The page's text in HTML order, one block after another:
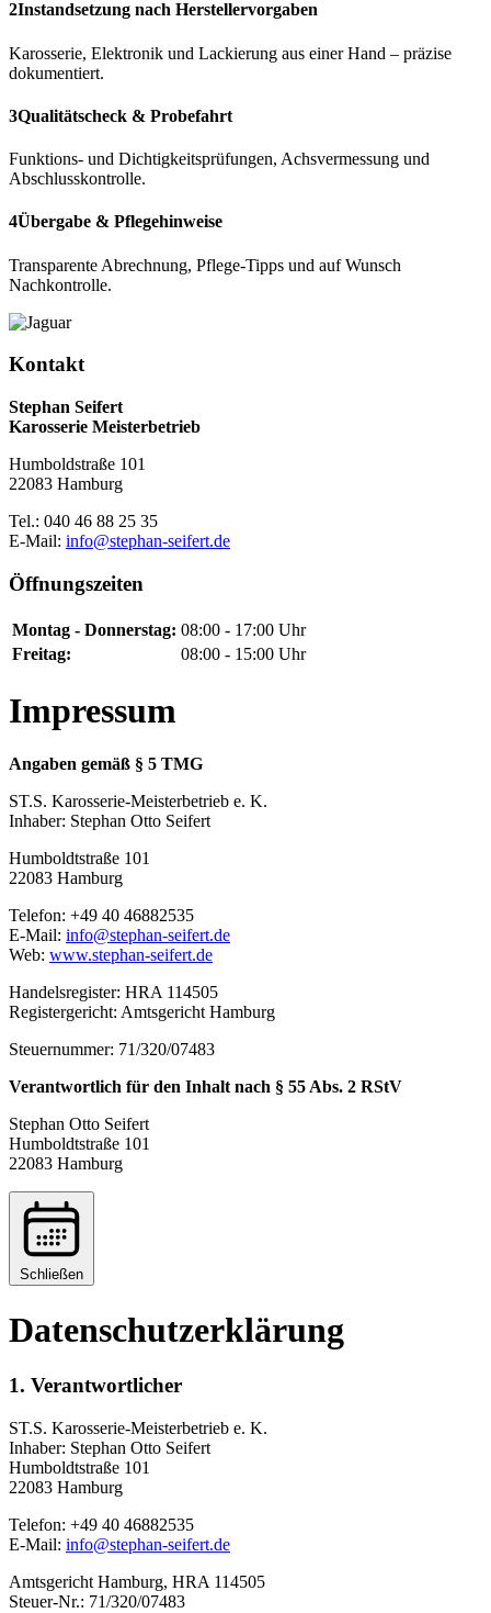
2Instandsetzung nach Herstellervorgaben
Karosserie, Elektronik und Lackierung aus einer Hand – präzise
dokumentiert.
3Qualitätscheck & Probefahrt
Funktions‑ und Dichtigkeitsprüfungen, Achsvermessung und
Abschlusskontrolle.
4Übergabe & Pflegehinweise
Transparente Abrechnung, Pflege‑Tipps und auf Wunsch
Nachkontrolle.
Kontakt
Stephan Seifert
Karosserie Meisterbetrieb
Humboldstraße 101
22083 Hamburg
Tel.: 040 46 88 25 35
E-Mail: info@stephan-seifert.de
Öffnungszeiten
Montag - Donnerstag: 08:00 - 17:00 Uhr
Freitag:
08:00 - 15:00 Uhr
Impressum
Angaben gemäß § 5 TMG
ST.S. Karosserie-Meisterbetrieb e. K.
Inhaber: Stephan Otto Seifert
Humboldtstraße 101
22083 Hamburg
Telefon: +49 40 46882535
E-Mail: info@stephan-seifert.de
Web: www.stephan-seifert.de
Handelsregister: HRA 114505
Registergericht: Amtsgericht Hamburg
Steuernummer: 71/320/07483
Verantwortlich für den Inhalt nach § 55 Abs. 2 RStV
Stephan Otto Seifert
Humboldtstraße 101
22083 Hamburg
Schließen
Datenschutzerklärung
1. Verantwortlicher
ST.S. Karosserie-Meisterbetrieb e. K.
Inhaber: Stephan Otto Seifert
Humboldtstraße 101
22083 Hamburg
Telefon: +49 40 46882535
E-Mail: info@stephan-seifert.de
Amtsgericht Hamburg, HRA 114505
Steuer-Nr.: 71/320/07483